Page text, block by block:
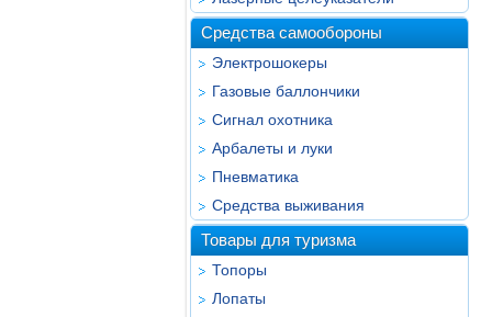
Средства самообороны
Электрошокеры
Газовые баллончики
Сигнал охотника
Арбалеты и луки
Пневматика
Средства выживания
Товары для туризма
Топоры
Лопаты